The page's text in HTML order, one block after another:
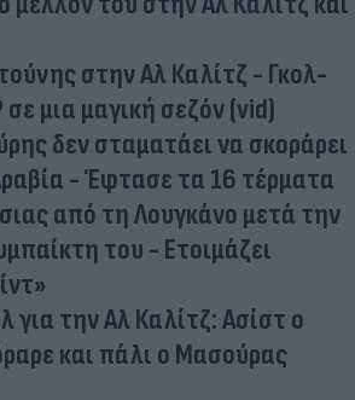
στην Αλ Καλίτζ - Γκολ-
σε μια μαγική σεζόν (vid)
δεν σταματάει να σκοράρει
- Έφτασε τα 16 τέρματα
από τη Λουγκάνο μετά την
του - Ετοιμάζει
για την Αλ Καλίτζ: Ασίστ ο
και πάλι ο Μασούρας